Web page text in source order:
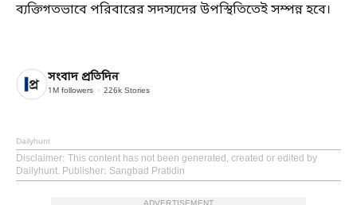
ব্যক্তিগতভাবে পরিবারের সদস্যদের উপস্থিতিতেই সম্পন্ন হবে।
সংবাদ প্রতিদিন
1M followers 226k Stories
Dailyhunt
Disclaimer: This content has not been generated, created or edited by
Dailyhunt. Publisher: Sangbad Pratidin